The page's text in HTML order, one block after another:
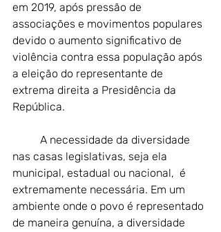
em 2019, após pressão de
associações e movimentos populares
devido o aumento significativo de
violência contra essa população após
a eleição do representante de
extrema direita a Presidência da
República.
nas casas legislativas, seja ela
municipal, estadual ou nacional,  é
extremamente necessária. Em um
ambiente onde o povo é representado
de maneira genuína, a diversidade